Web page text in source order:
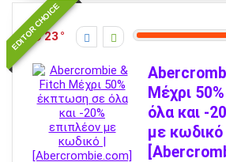
EDITOR CHOICE
23
Μέχρι
όλα και -
με κωδικό |